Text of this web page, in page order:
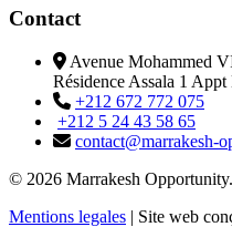
Contact
Avenue Mohammed
Résidence Assala 1
+212 672 772 075
+212 5 24 43 58 65
contact@marrakesh-
© 2026 Marrakesh
Mentions legales | Site web